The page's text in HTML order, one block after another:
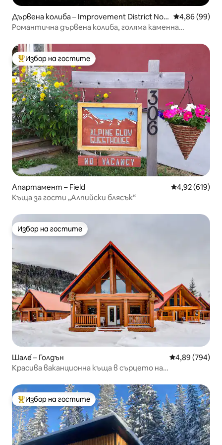
Дървена колиба – Improvement District No.
9
Средна
4,86 (99)
Романтична дървена колиба, голяма каменна
Най-популярен избор на гостите
Избор на гостите
Апартамент – Field Средна
4,92 (619)
Къща за гости „Алпийски блясък“
Избор на гостите
Избор на гостите
Шале́ – Голдън Средна
4,89 (794)
Красива ваканционна къща в сърцето на
Най-популярен избор на гостите
Избор на гостите